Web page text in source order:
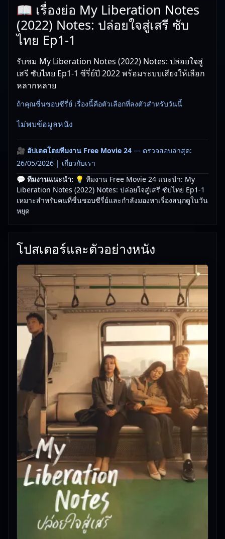
📖 เรื่องย่อ My Liberation Notes
(2022) Notes: ปล่อยใจสู่เสรี ซับ
ไทย Ep1-1
รับชม My Liberation Notes (2022) Notes: ปล่อยใจสู่
เสรี ซับไทย Ep1-1 ซีรี่ย์ปี 2022 พร้อมระบบเสียงให้เลือก
หลากหลาย
ถ้าคุณชื่นชอบซีรี่ย์ เรื่องนี้คือตัวเลือกที่ลงตัวสำหรับวันนี้
ไม่พบข้อมูลหนัง
🎥 อัปเดตโดยทีมงาน Free Movie 24 — ตรวจสอบล่าสุด:
26/05/2026 | เกี่ยวกับเรา
💬 ทีมงานแนะนำ: 💡 ทีมงาน Free Movie 24 แนะนำ: My
Liberation Notes (2022) Notes: ปล่อยใจสู่เสรี ซับไทย Ep1-1
เหมาะสำหรับคนที่ชื่นชอบซีรี่ย์และกำลังมองหาเรื่องสนุกดูในวัน
หยุด
โปสเตอร์และตัวอย่างหนัง